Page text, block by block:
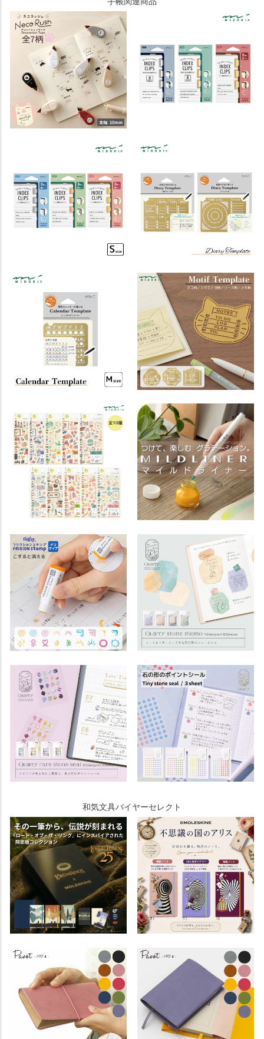
和気文具バイヤーセレクト